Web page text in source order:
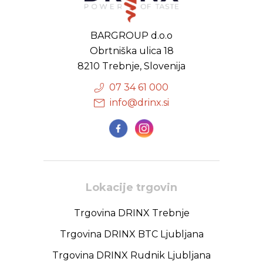
BARGROUP d.o.o
Obrtniška ulica 18
8210 Trebnje, Slovenija
07 34 61 000
info@drinx.si
Lokacije trgovin
Trgovina DRINX Trebnje
Trgovina DRINX BTC Ljubljana
Trgovina DRINX Rudnik Ljubljana